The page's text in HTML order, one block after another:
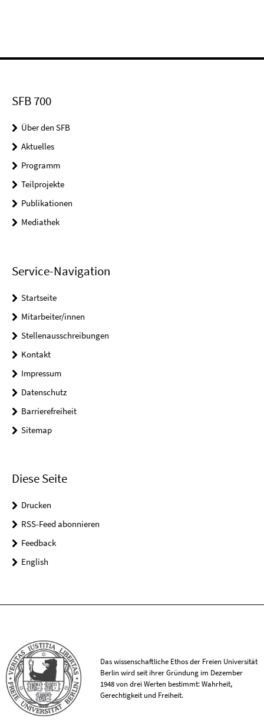
SFB 700
Über den SFB
Aktuelles
Programm
Teilprojekte
Publikationen
Mediathek
Service-Navigation
Startseite
Mitarbeiter/innen
Stellenausschreibungen
Kontakt
Impressum
Datenschutz
Barrierefreiheit
Sitemap
Diese Seite
Drucken
RSS-Feed abonnieren
Feedback
English
Das wissenschaftliche Ethos der Freien Universität
Berlin wird seit ihrer Gründung im Dezember
1948 von drei Werten bestimmt: Wahrheit,
Gerechtigkeit und Freiheit.